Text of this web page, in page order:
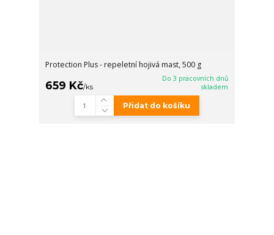
Protection Plus - repeletní hojivá mast, 500 g
659 Kč/ks
Do 3 pracovních dnů
skladem
Přidat do košíku